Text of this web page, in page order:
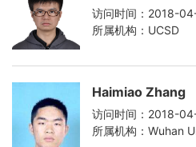
访问时间：2018-
所属机构：UCSD
Haimiao Zhang
访问时间：2018-
所属机构：Wuhan